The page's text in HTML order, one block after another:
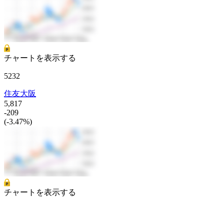
チャートを表示する
5232
住友大阪
5,817
-209
(-3.47%)
チャートを表示する